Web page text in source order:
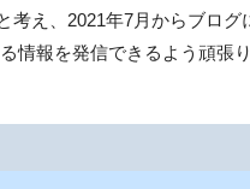
考え、2021年7月からブログ
情報を発信できるよう頑張